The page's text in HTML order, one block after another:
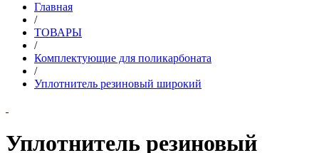
Главная
/
ТОВАРЫ
/
Комплектующие для поликарбоната
/
Уплотнитель резиновый широкий
Уплотнитель резиновый